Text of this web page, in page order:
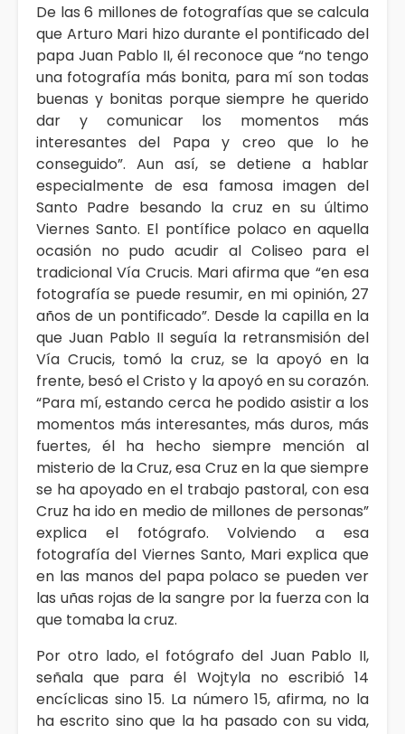
De las 6 millones de fotografías que se calcula
que Arturo Mari hizo durante el pontificado del
papa Juan Pablo II, él reconoce que “no tengo
una fotografía más bonita, para mí son todas
buenas y bonitas porque siempre he querido
dar y comunicar los momentos más
interesantes del Papa y creo que lo he
conseguido”. Aun así, se detiene a hablar
especialmente de esa famosa imagen del
Santo Padre besando la cruz en su último
Viernes Santo. El pontífice polaco en aquella
ocasión no pudo acudir al Coliseo para el
tradicional Vía Crucis. Mari afirma que “en esa
fotografía se puede resumir, en mi opinión, 27
años de un pontificado”. Desde la capilla en la
que Juan Pablo II seguía la retransmisión del
Vía Crucis, tomó la cruz, se la apoyó en la
frente, besó el Cristo y la apoyó en su corazón.
“Para mí, estando cerca he podido asistir a los
momentos más interesantes, más duros, más
fuertes, él ha hecho siempre mención al
misterio de la Cruz, esa Cruz en la que siempre
se ha apoyado en el trabajo pastoral, con esa
Cruz ha ido en medio de millones de personas”
explica el fotógrafo. Volviendo a esa
fotografía del Viernes Santo, Mari explica que
en las manos del papa polaco se pueden ver
las uñas rojas de la sangre por la fuerza con la
que tomaba la cruz.
Por otro lado, el fotógrafo del Juan Pablo II,
señala que para él Wojtyla no escribió 14
encíclicas sino 15. La número 15, afirma, no la
ha escrito sino que la ha pasado con su vida,